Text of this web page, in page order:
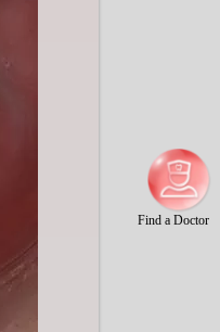
Find a Doctor